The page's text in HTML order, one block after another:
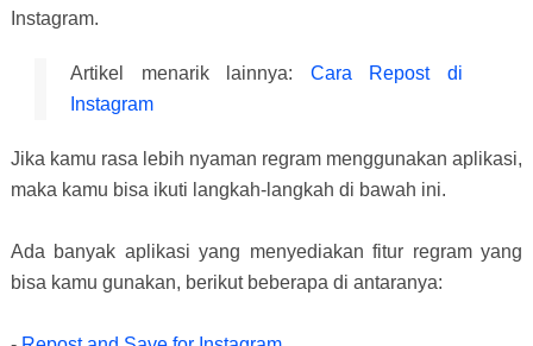
Instagram.
Artikel menarik lainnya: Cara Repost di
Instagram
Jika kamu rasa lebih nyaman regram menggunakan aplikasi,
maka kamu bisa ikuti langkah-langkah di bawah ini.
Ada banyak aplikasi yang menyediakan fitur regram yang
bisa kamu gunakan, berikut beberapa di antaranya: